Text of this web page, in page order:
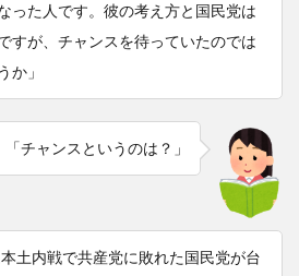
った人です。彼の考え方と国民党は
すが、チャンスを待っていたのでは
か」
「チャンスというのは？」
本土内戦で共産党に敗れた国民党が台